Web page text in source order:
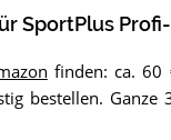
SportPlus
finden: ca. 60
bestellen.